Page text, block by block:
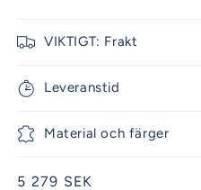
VIKTIGT: Frakt
Leveranstid
Material och färger
Ordinarie
5 279 SEK